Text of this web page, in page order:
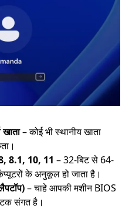
खाता– कोई भी स्थानीय खाता
8.1, 10, 11 – 32-बिट से 64-
के अनुकूल हो जाता है।
– चाहे आपकी मशीन BIOS
संगत है।